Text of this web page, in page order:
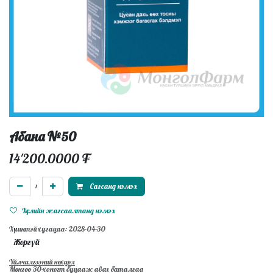
Абана №50
14'200.0000₮
Сагсанд нэмэх
Хүслийн жагсаалтанд нэмэх
Хүчинтэй хугацаа: 2028-04-30
Жоргүй
Үйлчилгээний нөхцөл
Мөнгөө 30-хоногт буцааж авах баталгаа